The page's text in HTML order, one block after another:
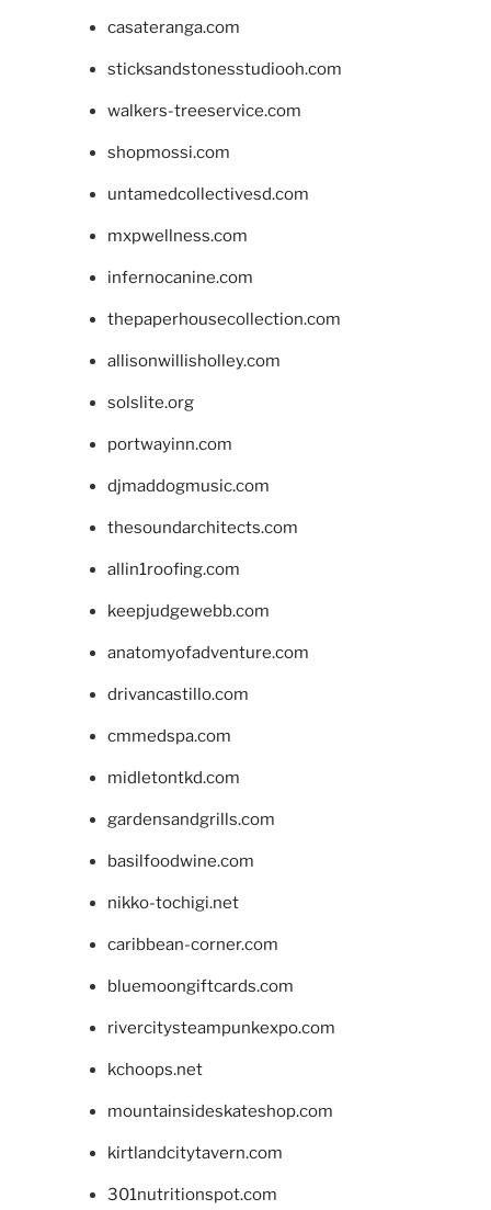
casateranga.com
sticksandstonesstudiooh.com
walkers-treeservice.com
shopmossi.com
untamedcollectivesd.com
mxpwellness.com
infernocanine.com
thepaperhousecollection.com
allisonwillisholley.com
solslite.org
portwayinn.com
djmaddogmusic.com
thesoundarchitects.com
allin1roofing.com
keepjudgewebb.com
anatomyofadventure.com
drivancastillo.com
cmmedspa.com
midletontkd.com
gardensandgrills.com
basilfoodwine.com
nikko-tochigi.net
caribbean-corner.com
bluemoongiftcards.com
rivercitysteampunkexpo.com
kchoops.net
mountainsideskateshop.com
kirtlandcitytavern.com
301nutritionspot.com